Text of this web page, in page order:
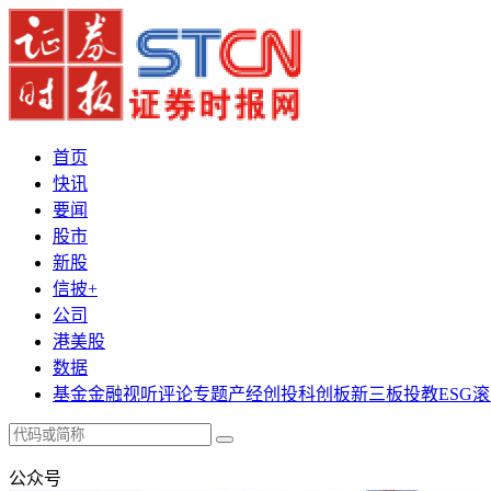
首页
快讯
要闻
股市
新股
信披+
公司
港美股
数据
基金金融视听评论专题产经创投科创板新三板投教ESG
公众号